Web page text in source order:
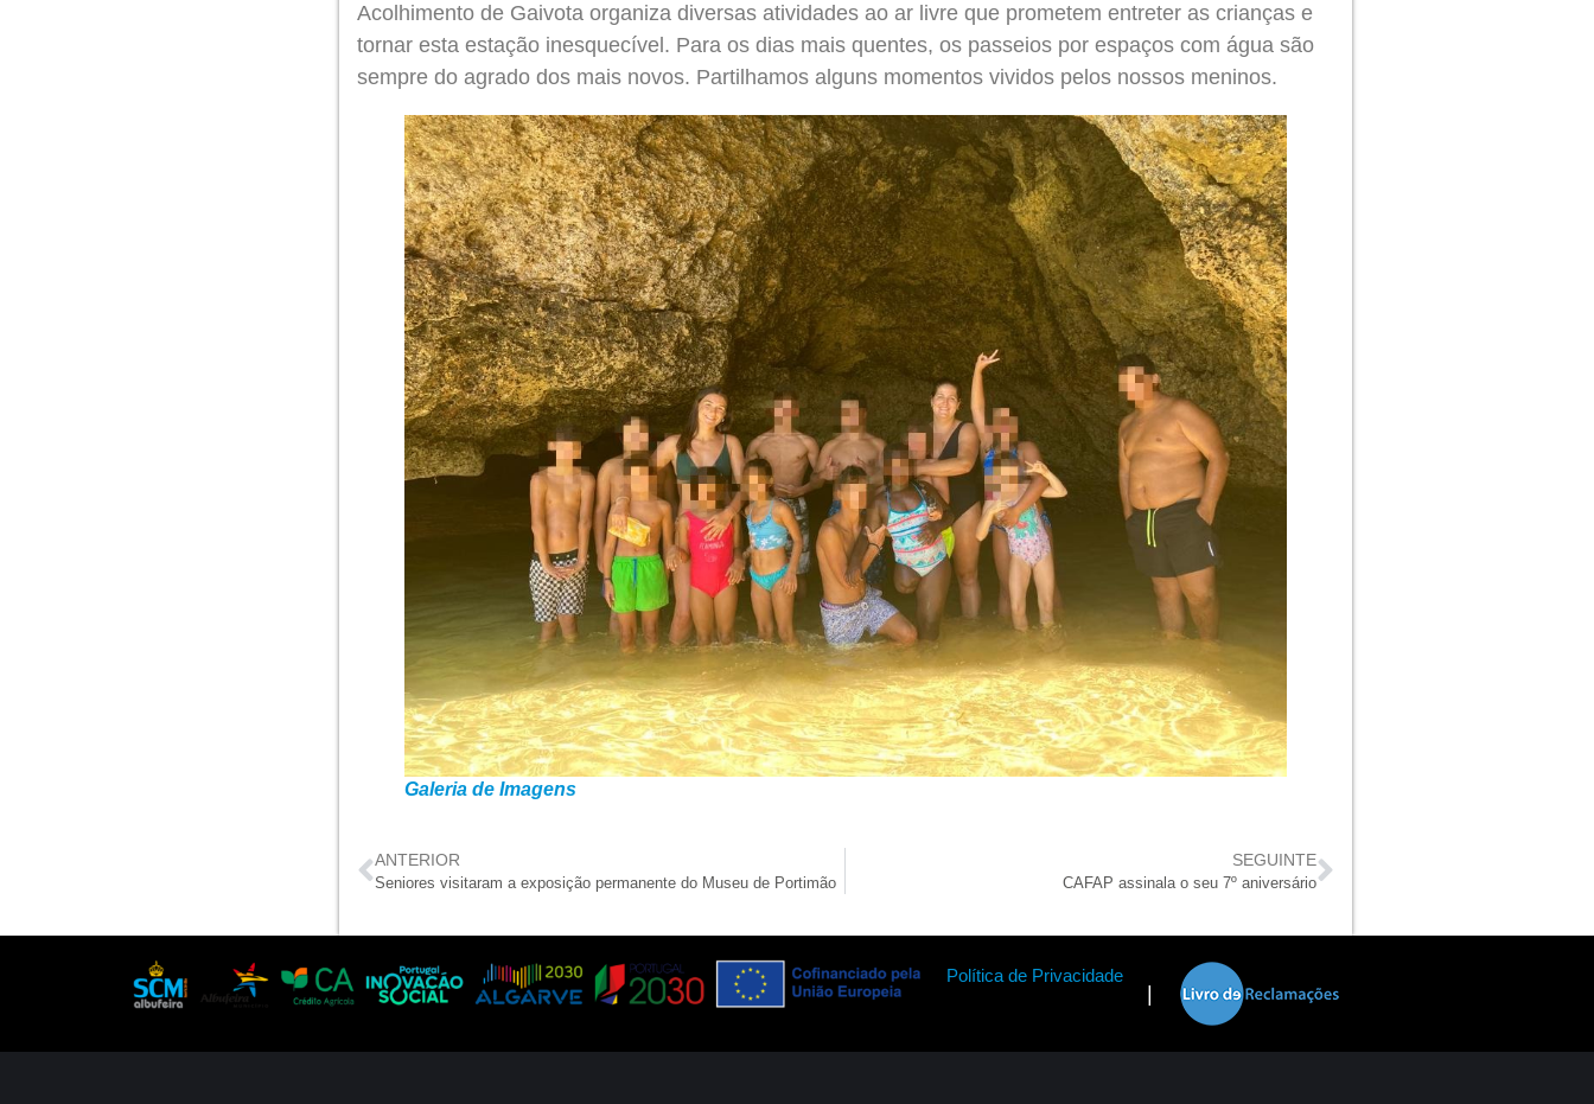
Acolhimento de Gaivota organiza diversas atividades ao ar livre que prometem entreter as crianças e
tornar esta estação inesquecível. Para os dias mais quentes, os passeios por espaços com água são
sempre do agrado dos mais novos. Partilhamos alguns momentos vividos pelos nossos meninos.
Galeria de Imagens
ANTERIOR
Seniores visitaram a exposição permanente do Museu de Portimão
SEGUINTE
CAFAP assinala o seu 7º aniversário
Política de Privacidade
|